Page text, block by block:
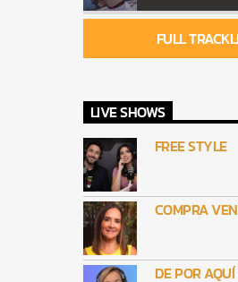
FULL
LIVE SHOWS
FREE STYLE
COMPRA
DE POR